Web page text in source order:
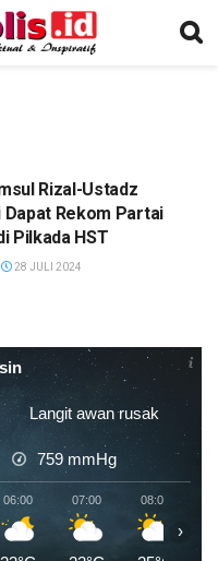
Rizal-Ustadz
Dapat Rekom Partai
Pilkada HST
28 JULI 2024
Langit awan rusak
759 mmHg
06:00 07:00 08:00
›